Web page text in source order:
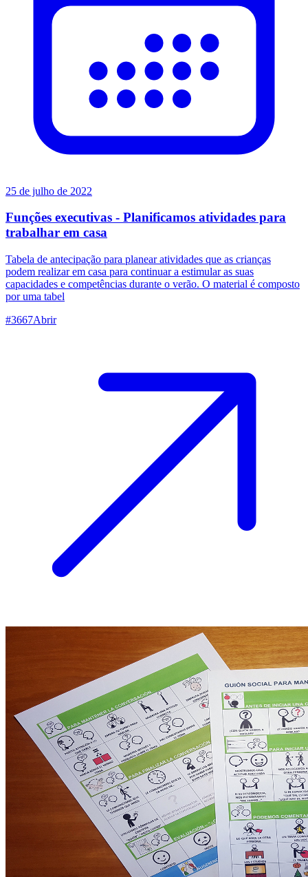
25 de julho de 2022
Funções executivas - Planificamos atividades para
trabalhar em casa
Tabela de antecipação para planear atividades que as crianças
podem realizar em casa para continuar a estimular as suas
capacidades e competências durante o verão. O material é composto
por uma tabel
#3667Abrir